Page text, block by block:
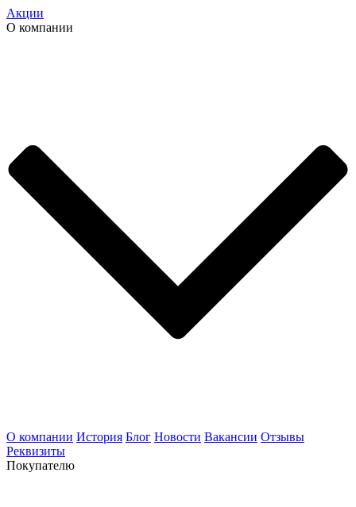
Акции
О компании
О компании История Блог Новости Вакансии Отзывы
Реквизиты
Покупателю